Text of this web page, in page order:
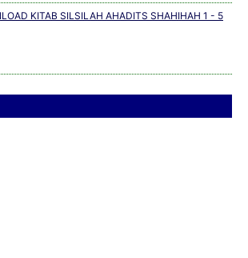
KITAB SILSILAH AHADITS SHAHIHAH 1 - 5